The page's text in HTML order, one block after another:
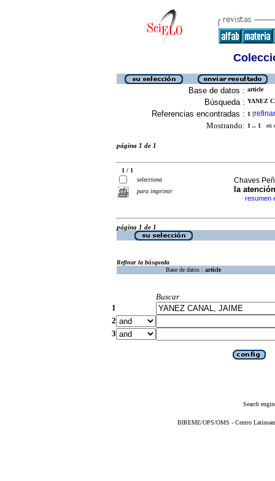
Base de datos : article
Búsqueda : YANEZ
Referencias encontradas : 1 [refinar
Mostrando: 1 .. 1 en
página 1 de 1
1 / 1
selecciona
para imprimir
Chaves
la atención
· resumen
página 1 de 1
Refinar la búsqueda
Base de datos : article
Buscar
1
2
3
Search
BIREME/OPS/OMS - Centro